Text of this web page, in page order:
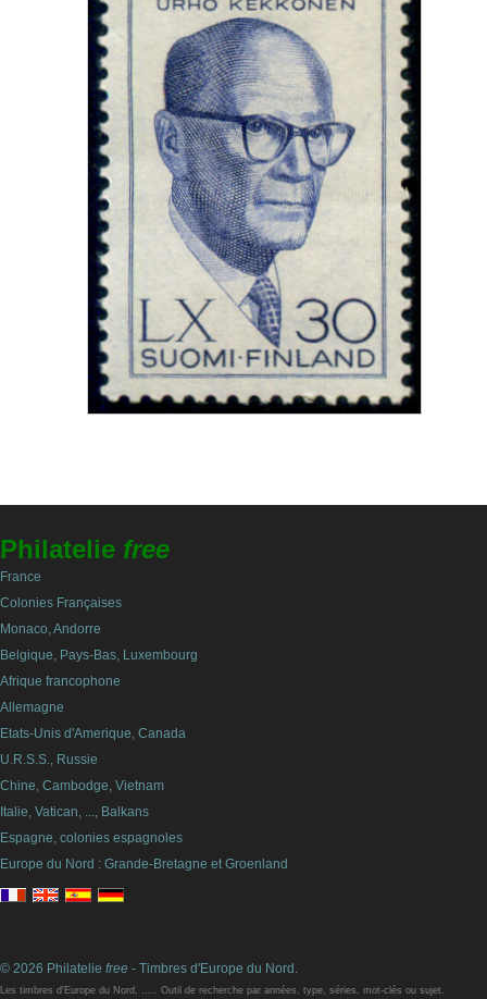
Philatelie free
France
Colonies Françaises
Monaco, Andorre
Belgique, Pays-Bas, Luxembourg
Afrique francophone
Allemagne
Etats-Unis d'Amerique, Canada
U.R.S.S., Russie
Chine, Cambodge, Vietnam
Italie, Vatican, ..., Balkans
Espagne, colonies espagnoles
Europe du Nord : Grande-Bretagne et Groenland
© 2026 Philatelie free - Timbres d'Europe du Nord.
Les timbres d'Europe du Nord, ..... Outil de recherche par années, type, séries, mot-clés ou sujet.